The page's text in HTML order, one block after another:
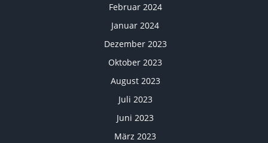
Februar 2024
Januar 2024
Dezember 2023
Oktober 2023
August 2023
Juli 2023
Juni 2023
März 2023